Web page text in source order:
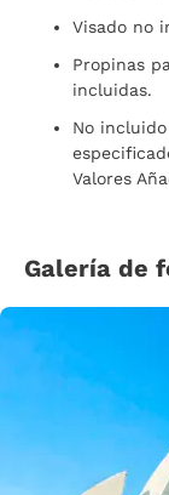
Visado no
Propinas
incluidas.
No
Valores
Galería de